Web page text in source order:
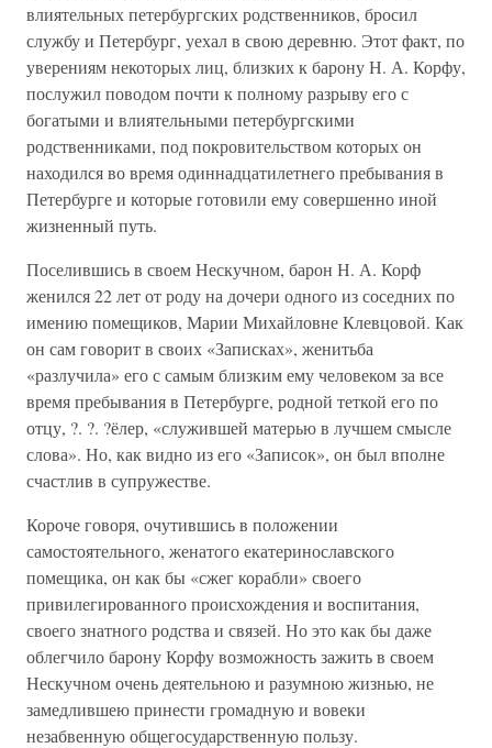
влиятельных петербургских родственников, бросил
службу и Петербург, уехал в свою деревню. Этот факт, по
уверениям некоторых лиц, близких к барону Н. А. Корфу,
послужил поводом почти к полному разрыву его с
богатыми и влиятельными петербургскими
родственниками, под покровительством которых он
находился во время одиннадцатилетнего пребывания в
Петербурге и которые готовили ему совершенно иной
жизненный путь.
Поселившись в своем Нескучном, барон Н. А. Корф
женился 22 лет от роду на дочери одного из соседних по
имению помещиков, Марии Михайловне Клевцовой. Как
он сам говорит в своих «Записках», женитьба
«разлучила» его с самым близким ему человеком за все
время пребывания в Петербурге, родной теткой его по
отцу, ?. ?. ?ёлер, «служившей матерью в лучшем смысле
слова». Но, как видно из его «Записок», он был вполне
счастлив в супружестве.
Короче говоря, очутившись в положении
самостоятельного, женатого екатеринославского
помещика, он как бы «сжег корабли» своего
привилегированного происхождения и воспитания,
своего знатного родства и связей. Но это как бы даже
облегчило барону Корфу возможность зажить в своем
Нескучном очень деятельною и разумною жизнью, не
замедлившею принести громадную и вовеки
незабвенную общегосударственную пользу.